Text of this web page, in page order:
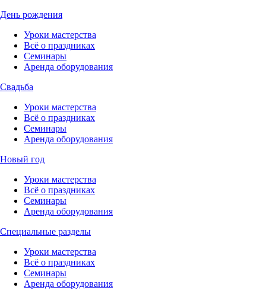
День рождения
Уроки мастерства
Всё о праздниках
Семинары
Аренда оборудования
Свадьба
Уроки мастерства
Всё о праздниках
Семинары
Аренда оборудования
Новый год
Уроки мастерства
Всё о праздниках
Семинары
Аренда оборудования
Специальные разделы
Уроки мастерства
Всё о праздниках
Семинары
Аренда оборудования